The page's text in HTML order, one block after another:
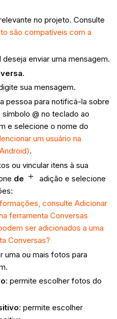
no projeto. Consulte
são compatíveis com a
enviar uma mensagem.
.
sua mensagem.
pessoa para notificá-la sobre
@ no teclado ao
e selecione o nome do
um usuário na
.
ou vincular itens à sua
de
adição e selecione
consulte Adicionar
ferramenta Conversas
ser adicionados a uma
Conversas?
uma ou mais fotos para
: permite escolher fotos do
: permite escolher